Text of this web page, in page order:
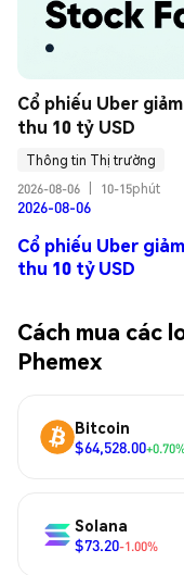
Cổ phiếu Uber
thu 10 tỷ USD
Thông tin Thị trường
2026-08-06
10-15phút
2026-08-06
Cổ phiếu Uber
thu 10 tỷ USD
Cách mua các
Phemex
Bitcoin
$64,528.00
Solana
$73.20-1.00%